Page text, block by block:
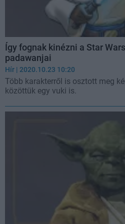
Így fognak kinézni a Star
padawanjai
Hír | 2020.10.23 10:20
Több karakterről is osztott meg
közöttük egy vuki is.